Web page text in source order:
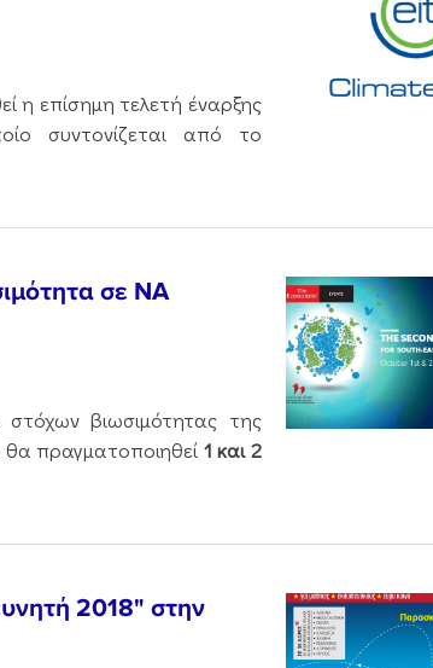
η επίσημη τελετή έναρξης
συντονίζεται από το
σε ΝΑ
βιωσιμότητας της
πραγματοποιηθεί 1 και 2
2018" στην